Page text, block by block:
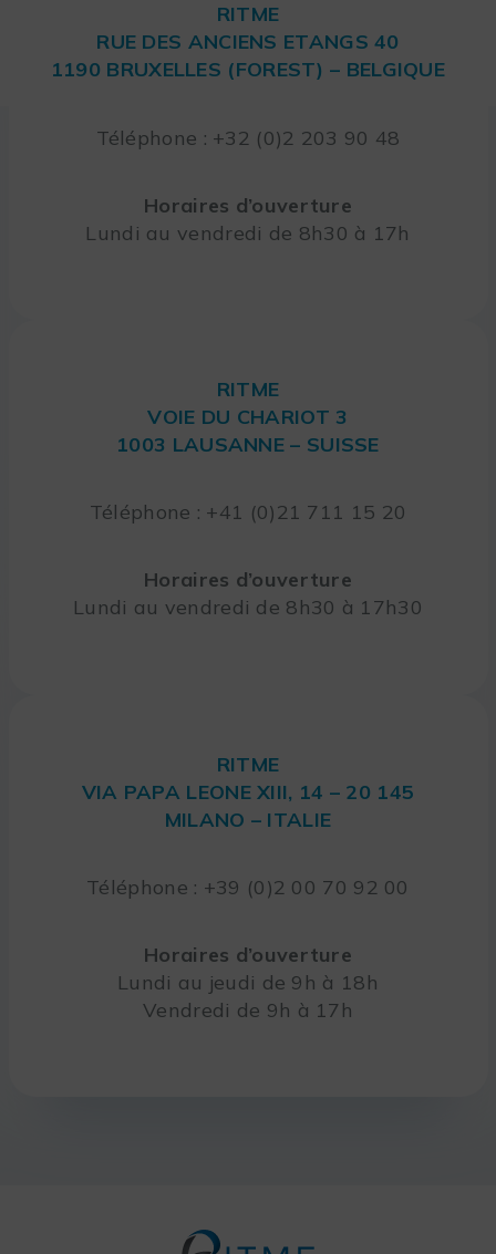
RITME
RUE DES ANCIENS ETANGS 40
1190 BRUXELLES (FOREST) – BELGIQUE
Téléphone : +32 (0)2 203 90 48
Horaires d’ouverture
Lundi au vendredi de 8h30 à 17h
RITME
VOIE DU CHARIOT 3
1003 LAUSANNE – SUISSE
Téléphone : +41 (0)21 711 15 20
Horaires d’ouverture
Lundi au vendredi de 8h30 à 17h30
RITME
VIA PAPA LEONE XIII, 14 – 20 145
MILANO – ITALIE
Téléphone : +39 (0)2 00 70 92 00
Horaires d’ouverture
Lundi au jeudi de 9h à 18h
Vendredi de 9h à 17h